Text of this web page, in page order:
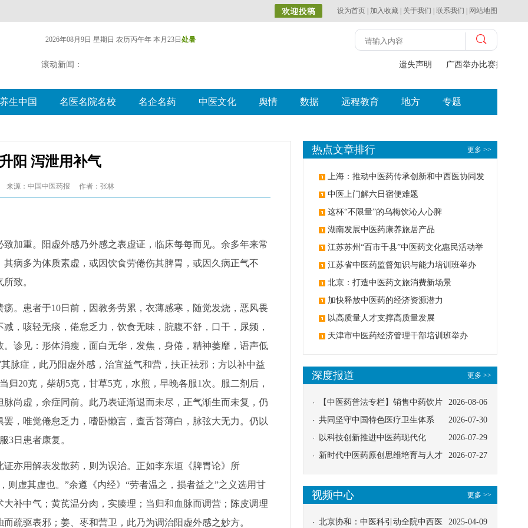
设为首页 加入收藏 关于我们 联系我们 网站地图
2026年08月9日 星期日 农历丙午年 本月23日 处暑
滚动新闻： 遗失声明 广西举办比赛探索中
养生中国 名医名院名校 名企名药 中医文化 舆情 数据 远程教育 地方 专题
阳 泻泄用补气
来源：中国中医药报 作者：张林
重。阳虚外感乃外感之表虚证，临床每每而见。余多年来常
病多为体质素虚，或因饮食劳倦伤其脾胃，或因久病正气不
致。
患者于10日前，因教务劳累，衣薄感寒，随觉发烧，恶风畏
，咳轻无痰，倦怠乏力，饮食无味，脘腹不舒，口干，尿频，
诊见：形体消瘦，面白无华，发焦，身倦，精神萎靡，语声低
脉症，此乃阳虚外感，治宜益气和营，扶正祛邪；方以补中益
归20克，柴胡5克，甘草5克，水煎，早晚各服1次。服二剂后，
尚虚，余症同前。此乃表证渐退而未尽，正气渐生而未复，仍
，唯觉倦怠乏力，嗜卧懒言，查舌苔薄白，脉弦大无力。仍以
3日患者康复。
用解表发散药，则为误治。正如李东垣《脾胃论》所
则虚其虚也。”余遵《内经》“劳者温之，损者益之”之义选用甘
补中气；黄芪温分肉，实腠理；当归和血脉而调营；陈皮调理
疏驱表邪；姜、枣和营卫，此乃为调治阳虚外感之妙方。
更多 >>
热点文章排行
上海：推动中医药传承创新和中西医协同发
展 中医上门解六日宿便难题
这杯“不限量”的乌梅饮沁人心脾
湖南发展中医药康养旅居产品
江苏苏州“百市千县”中医药文化惠民活动举
办 江苏省中医药监督知识与能力培训班举办
北京：打造中医药文旅消费新场景
加快释放中医药的经济资源潜力
以高质量人才支撑高质量发展
天津市中医药经济管理干部培训班举办
更多 >>
深度报道
2026-08-06
【中医药普法专栏】销售中药饮片
应告知煎服方法及注意事项
2026-07-30
共同坚守中国特色医疗卫生体系
2026-07-29
以科技创新推进中医药现代化
2026-07-27
新时代中医药原创思维培育与人才
更多 >>
视频中心
2025-04-09
北京协和：中医科引动全院中西医